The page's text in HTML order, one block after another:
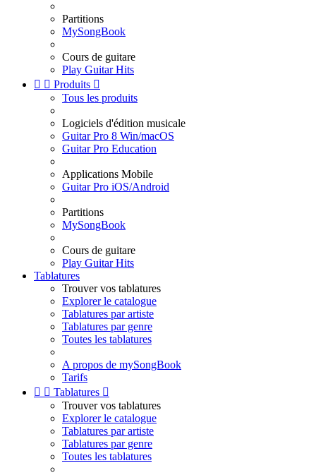
Partitions
MySongBook
Cours de guitare
Play Guitar Hits
  Produits 
Tous les produits
Logiciels d'édition musicale
Guitar Pro 8 Win/macOS
Guitar Pro Education
Applications Mobile
Guitar Pro iOS/Android
Partitions
MySongBook
Cours de guitare
Play Guitar Hits
Tablatures
Trouver vos tablatures
Explorer le catalogue
Tablatures par artiste
Tablatures par genre
Toutes les tablatures
A propos de mySongBook
Tarifs
  Tablatures 
Trouver vos tablatures
Explorer le catalogue
Tablatures par artiste
Tablatures par genre
Toutes les tablatures